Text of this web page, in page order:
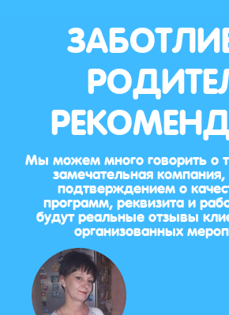
Мы можем много говорить о
замечательная
подтверждением о
программ, реквизита и
будут реальные отзывы
организованных